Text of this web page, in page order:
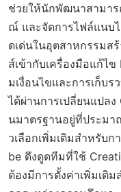
ช่วยให้นักพัฒนาสามา
ณ์ และจัดการไฟล์แนบ
ดเด่นในอุตสาหกรรมส
ส์เข้ากับเครื่องมือแก้ไ
มเงื่อนไขและการเก็บร
ได้ผ่านการเปลี่ยนแปล
นมาตรฐานอยู่ที่ประม
วเลือกเพิ่มเติมสำหรับ
be ดึงดูดทีมที่ใช้
ต้องมีการตั้งค่าเพิ่มเติ